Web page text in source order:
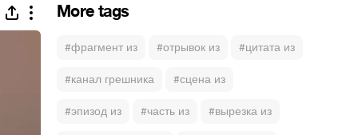
More tags
#фрагмент из #отрывок из #цитата из
#канал грешника #сцена из
#эпизод из #часть из #вырезка из